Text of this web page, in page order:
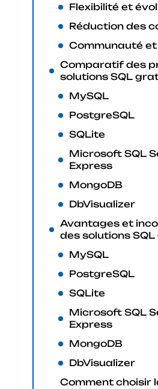
Flexibilité et
Réduction des
Communauté
Comparatif des
solutions SQL
MySQL
PostgreSQL
SQLite
Microsoft SQL
Express
MongoDB
DbVisualizer
Avantages et
des solutions
MySQL
PostgreSQL
SQLite
Microsoft SQL
Express
MongoDB
DbVisualizer
Comment choisir